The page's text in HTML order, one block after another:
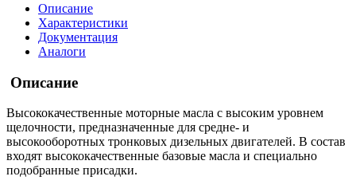
Описание
Характеристики
Документация
Аналоги
Описание
Высококачественные моторные масла с высоким уровнем
щелочности, предназначенные для средне- и
высокооборотных тронковых дизельных двигателей. В состав
входят высококачественные базовые масла и специально
подобранные присадки.